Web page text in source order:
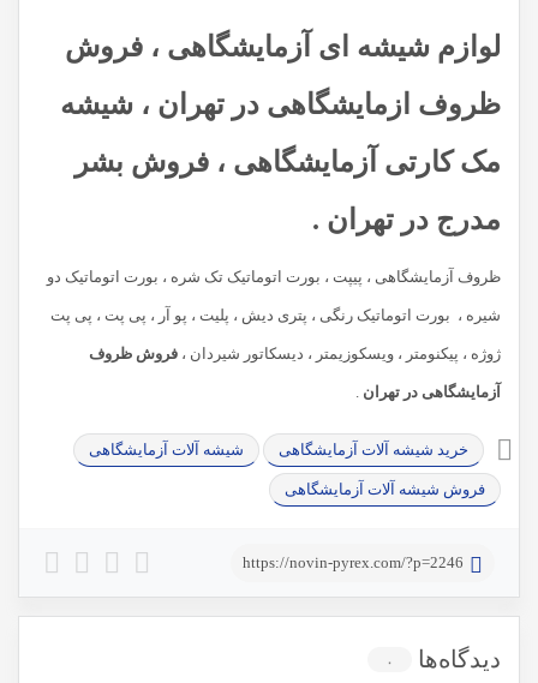
لوازم شیشه ای آزمایشگاهی ، فروش
ظروف ازمایشگاهی در تهران ، شیشه
مک کارتی آزمایشگاهی ، فروش بشر
مدرج در تهران .
ظروف آزمایشگاهی ، پیپت ، بورت اتوماتیک تک شره ، بورت اتوماتیک دو
شیره ، بورت اتوماتیک رنگی ، پتری دیش ، پلیت ، پو آر ، پی پت ، پی پت
ژوژه ، پیکنومتر ، ویسکوزیمتر ، دیسکاتور شیردان ، فروش ظروف
آزمایشگاهی در تهران .
خرید شیشه آلات آزمایشگاهی شیشه آلات آزمایشگاهی
فروش شیشه آلات آزمایشگاهی
https://novin-pyrex.com/?p=2246
دیدگاه‌ها ۰